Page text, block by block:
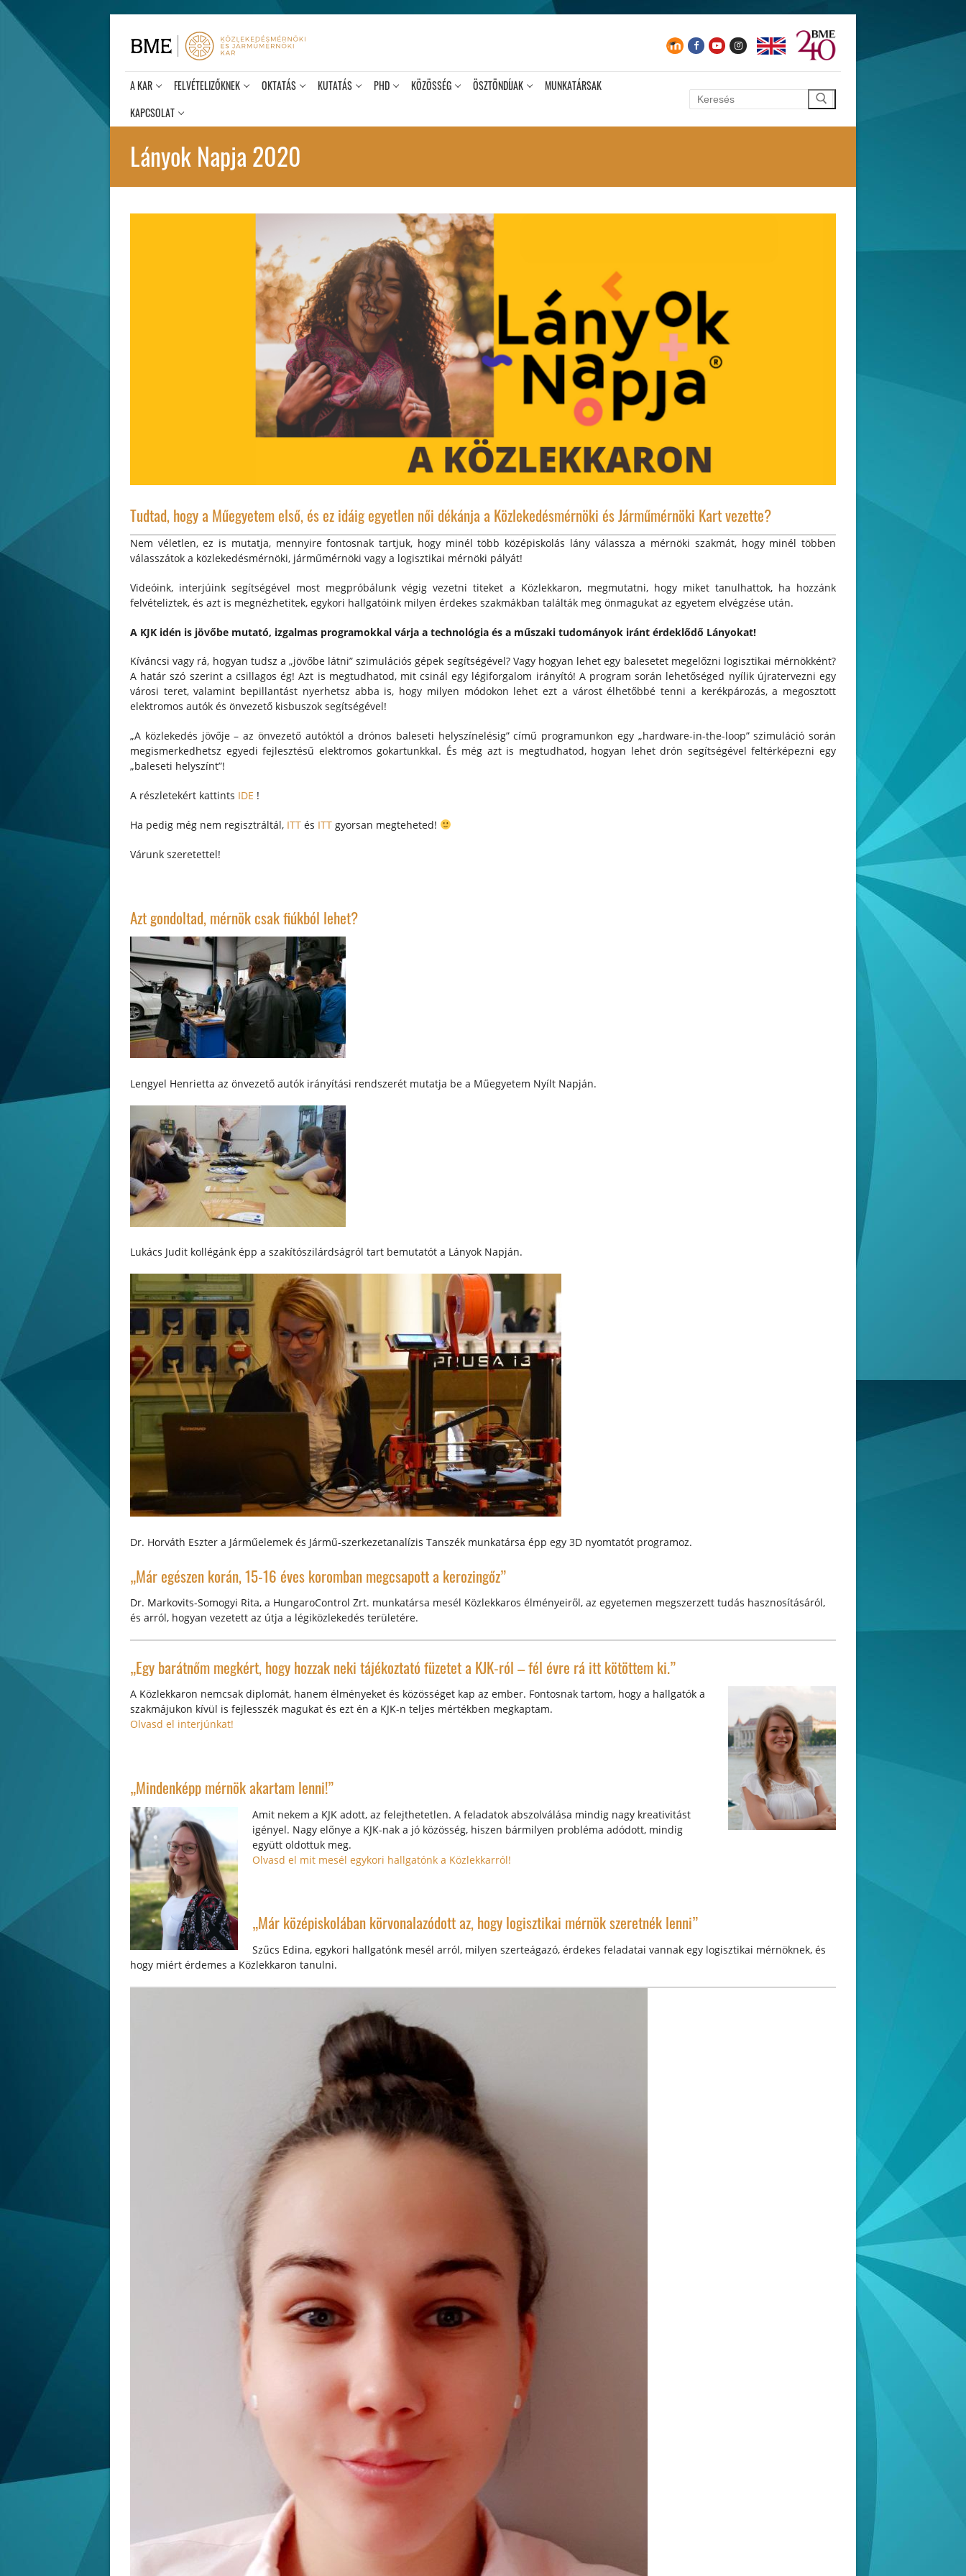
tartalomra
A KAR FELVÉTELIZŐKNEK OKTATÁS KUTATÁS PHD KÖZÖSSÉG ÖSZTÖNDÍJAK
MUNKATÁRSAK
KAPCSOLAT
Keresése:
Lányok Napja 2020
Tudtad, hogy a Műegyetem első, és ez idáig egyetlen női dékánja a Közlekedésmérnöki és Járműmérnöki Kart vezette?
Nem véletlen, ez is mutatja, mennyire fontosnak tartjuk, hogy minél több középiskolás lány válassza a mérnöki szakmát, hogy minél többen
válasszátok a közlekedésmérnöki, járműmérnöki vagy a logisztikai mérnöki pályát!
Videóink, interjúink segítségével most megpróbálunk végig vezetni titeket a Közlekkaron, megmutatni, hogy miket tanulhattok, ha hozzánk
felvételiztek, és azt is megnézhetitek, egykori hallgatóink milyen érdekes szakmákban találták meg önmagukat az egyetem elvégzése után.
A KJK idén is jövőbe mutató, izgalmas programokkal várja a technológia és a műszaki tudományok iránt érdeklődő Lányokat!
Kíváncsi vagy rá, hogyan tudsz a „jövőbe látni” szimulációs gépek segítségével? Vagy hogyan lehet egy balesetet megelőzni logisztikai mérnökként?
A határ szó szerint a csillagos ég! Azt is megtudhatod, mit csinál egy légiforgalom irányító! A program során lehetőséged nyílik újratervezni egy
városi teret, valamint bepillantást nyerhetsz abba is, hogy milyen módokon lehet ezt a várost élhetőbbé tenni a kerékpározás, a megosztott
elektromos autók és önvezető kisbuszok segítségével!
„A közlekedés jövője – az önvezető autóktól a drónos baleseti helyszínelésig” című programunkon egy „hardware-in-the-loop” szimuláció során
megismerkedhetsz egyedi fejlesztésű elektromos gokartunkkal. És még azt is megtudhatod, hogyan lehet drón segítségével feltérképezni egy
„baleseti helyszínt”!
A részletekért kattints IDE !
Ha pedig még nem regisztráltál, ITT és ITT gyorsan megteheted!
Várunk szeretettel!
Azt gondoltad, mérnök csak fiúkból lehet?
Lengyel Henrietta az önvezető autók irányítási rendszerét mutatja be a Műegyetem Nyílt Napján.
Lukács Judit kollégánk épp a szakítószilárdságról tart bemutatót a Lányok Napján.
Dr. Horváth Eszter a Járműelemek és Jármű-szerkezetanalízis Tanszék munkatársa épp egy 3D nyomtatót programoz.
„Már egészen korán, 15-16 éves koromban megcsapott a kerozingőz”
Dr. Markovits-Somogyi Rita, a HungaroControl Zrt. munkatársa mesél Közlekkaros élményeiről, az egyetemen megszerzett tudás hasznosításáról,
és arról, hogyan vezetett az útja a légiközlekedés területére.
„Egy barátnőm megkért, hogy hozzak neki tájékoztató füzetet a KJK-ról – fél évre rá itt kötöttem ki.”
A Közlekkaron nemcsak diplomát, hanem élményeket és közösséget kap az ember. Fontosnak tartom, hogy a hallgatók a
szakmájukon kívül is fejlesszék magukat és ezt én a KJK-n teljes mértékben megkaptam.
Olvasd el interjúnkat!
„Mindenképp mérnök akartam lenni!”
Amit nekem a KJK adott, az felejthetetlen. A feladatok abszolválása mindig nagy kreativitást
igényel. Nagy előnye a KJK-nak a jó közösség, hiszen bármilyen probléma adódott, mindig
együtt oldottuk meg.
Olvasd el mit mesél egykori hallgatónk a Közlekkarról!
„Már középiskolában körvonalazódott az, hogy logisztikai mérnök szeretnék lenni”
Szűcs Edina, egykori hallgatónk mesél arról, milyen szerteágazó, érdekes feladatai vannak egy logisztikai mérnöknek, és
hogy miért érdemes a Közlekkaron tanulni.